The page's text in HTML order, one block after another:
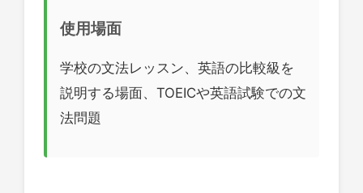
使用場面
学校の文法レッスン、英語の比較級を
説明する場面、TOEICや英語試験での文
法問題